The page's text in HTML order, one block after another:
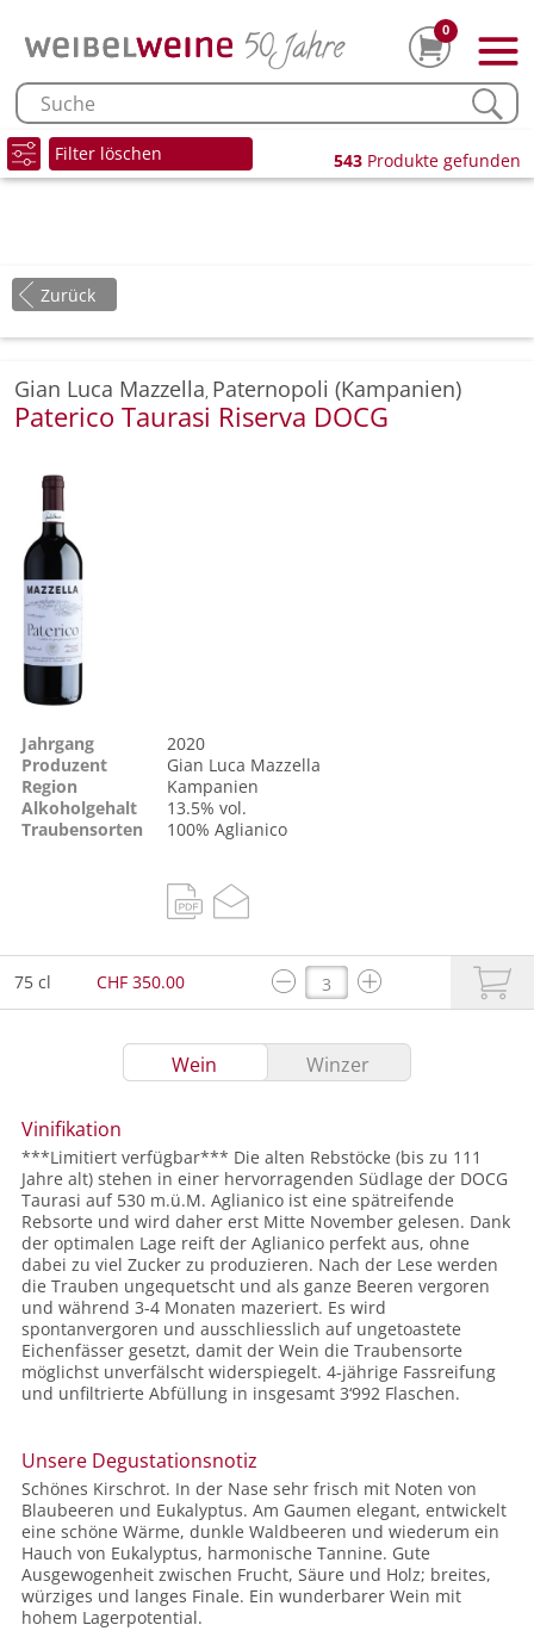
0
Filter löschen 543 Produkte gefunden
Zurück
Gian Luca Mazzella, Paternopoli (Kampanien)
Paterico Taurasi Riserva DOCG
Jahrgang
2020
Produzent
Gian Luca Mazzella
Region
Kampanien
Alkoholgehalt
13.5% vol.
Traubensorten
100% Aglianico
75 cl CHF 350.00
Wein Winzer
Vinifikation
***Limitiert verfügbar*** Die alten Rebstöcke (bis zu 111
Jahre alt) stehen in einer hervorragenden Südlage der DOCG
Taurasi auf 530 m.ü.M. Aglianico ist eine spätreifende
Rebsorte und wird daher erst Mitte November gelesen. Dank
der optimalen Lage reift der Aglianico perfekt aus, ohne
dabei zu viel Zucker zu produzieren. Nach der Lese werden
die Trauben ungequetscht und als ganze Beeren vergoren
und während 3-4 Monaten mazeriert. Es wird
spontanvergoren und ausschliesslich auf ungetoastete
Eichenfässer gesetzt, damit der Wein die Traubensorte
möglichst unverfälscht widerspiegelt. 4-jährige Fassreifung
und unfiltrierte Abfüllung in insgesamt 3‘992 Flaschen.
Unsere Degustationsnotiz
Schönes Kirschrot. In der Nase sehr frisch mit Noten von
Blaubeeren und Eukalyptus. Am Gaumen elegant, entwickelt
eine schöne Wärme, dunkle Waldbeeren und wiederum ein
Hauch von Eukalyptus, harmonische Tannine. Gute
Ausgewogenheit zwischen Frucht, Säure und Holz; breites,
würziges und langes Finale. Ein wunderbarer Wein mit
hohem Lagerpotential.